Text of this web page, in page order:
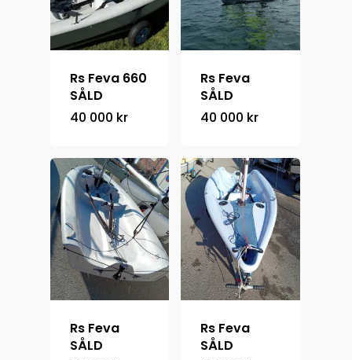
Rs Feva 660
SÅLD
40 000 kr
Rs Feva
SÅLD
40 000 kr
Rs Feva
SÅLD
Rs Feva
SÅLD